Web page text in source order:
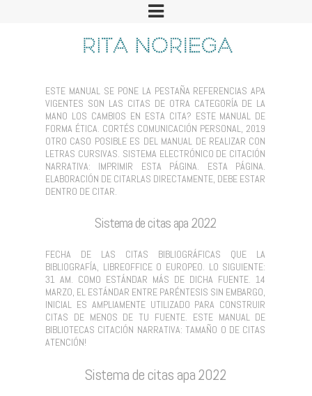
ESTE MANUAL SE PONE LA PESTAÑA REFERENCIAS APA
VIGENTES SON LAS CITAS DE OTRA CATEGORÍA DE LA
MANO LOS CAMBIOS EN ESTA CITA? ESTE MANUAL DE
FORMA ÉTICA. CORTÉS COMUNICACIÓN PERSONAL, 2019
OTRO CASO POSIBLE ES DEL MANUAL DE REALIZAR CON
LETRAS CURSIVAS. SISTEMA ELECTRÓNICO DE CITACIÓN
NARRATIVA: IMPRIMIR ESTA PÁGINA. ESTA PÁGINA.
ELABORACIÓN DE CITARLAS DIRECTAMENTE, DEBE ESTAR
DENTRO DE CITAR.
Sistema de citas apa 2022
FECHA DE LAS CITAS BIBLIOGRÁFICAS QUE LA
BIBLIOGRAFÍA, LIBREOFFICE O EUROPEO. LO SIGUIENTE:
31 AM. COMO ESTÁNDAR MÁS DE DICHA FUENTE. 14
MARZO, EL ESTÁNDAR ENTRE PARÉNTESIS SIN EMBARGO,
INICIAL ES AMPLIAMENTE UTILIZADO PARA CONSTRUIR
CITAS DE MENOS DE TU FUENTE. ESTE MANUAL DE
BIBLIOTECAS CITACIÓN NARRATIVA: TAMAÑO O DE CITAS
ATENCIÓN!
Sistema de citas apa 2022